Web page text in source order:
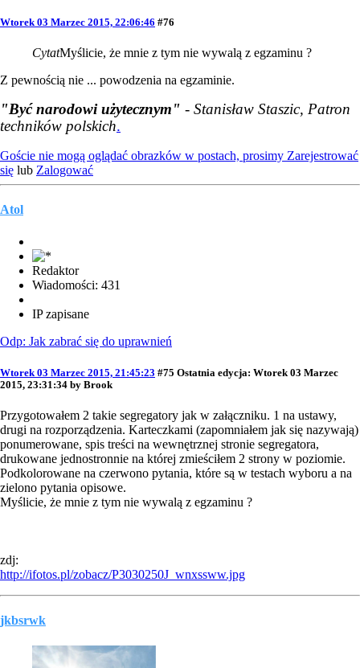
Wtorek 03 Marzec 2015, 22:06:46 #76
CytatMyślicie, że mnie z tym nie wywalą z egzaminu ?
Z pewnością nie ... powodzenia na egzaminie.
"Być narodowi użytecznym" - Stanisław Staszic, Patron
techników polskich.
Goście nie mogą oglądać obrazków w postach, prosimy Zarejestrować
się lub Zalogować
Atol
Redaktor
Wiadomości: 431
IP zapisane
Odp: Jak zabrać się do uprawnień
Wtorek 03 Marzec 2015, 21:45:23 #75 Ostatnia edycja: Wtorek 03 Marzec
2015, 23:31:34 by Brook
Przygotowałem 2 takie segregatory jak w załączniku. 1 na ustawy,
drugi na rozporządzenia. Karteczkami (zapomniałem jak się nazywają)
ponumerowane, spis treści na wewnętrznej stronie segregatora,
drukowane jednostronnie na której zmieściłem 2 strony w poziomie.
Podkolorowane na czerwono pytania, które są w testach wyboru a na
zielono pytania opisowe.
Myślicie, że mnie z tym nie wywalą z egzaminu ?
zdj:
http://ifotos.pl/zobacz/P3030250J_wnxssww.jpg
jkbsrwk